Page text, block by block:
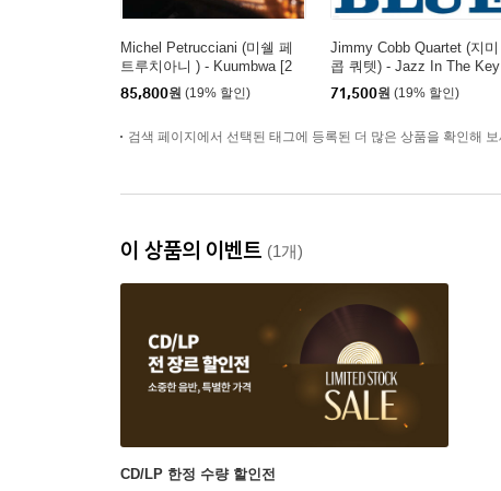
Michel Petrucciani (미쉘 페
트루치아니 ) - Kuumbwa [2
LP]
85,800원 (19% 할인)
Jimmy Cobb Quartet (지미
콥 쿼텟) - Jazz In The Key
of Blue [블루 컬러 LP]
71,500원 (19% 할인)
검색 페이지에서 선택된 태그에 등록된 더 많은 상품을 확인해
이 상품의 이벤트 (1개)
CD/LP 한정 수량 할인전